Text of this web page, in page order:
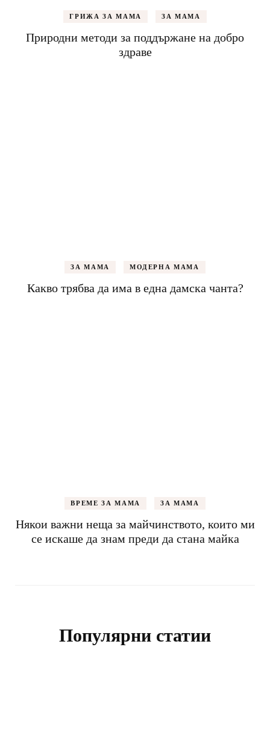
ГРИЖА ЗА МАМА ЗА МАМА
Природни методи за поддържане на добро
здраве
ЗА МАМА МОДЕРНА МАМА
Какво трябва да има в една дамска чанта?
ВРЕМЕ ЗА МАМА ЗА МАМА
Някои важни неща за майчинството, които ми
се искаше да знам преди да стана майка
Популярни статии